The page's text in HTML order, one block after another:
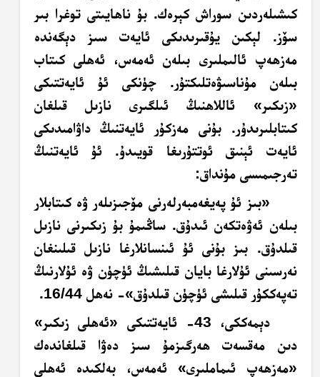
كىشىلەردىن سوراش كېرەك. بۇ ناھايىتى توغرا بىر
سۆز. لېكىن يۇقىرىدىكى ئايەت سىز دېگەندە
مەزھەپئالىملىرى بىلەن ئەمەس، ئەھلى كىتاب
بىلەن مۇناسىۋەتلىكتۇر. چۈنكى ئۇ ئايەتتىكى
«زىكىر» ئاللاھنىڭ ئىلگىرى نازىل قىلغان
كىتابلىرىدۇر. بۇنى مەزكۇر ئايەتنىڭ داۋامىدىكى
ئايەت ئېنىق ئوتتۇرىغا قويىدۇ. ئۇ ئايەتنىڭ
تەرجىمىسى مۇنداق:
«بىز ئۇ پەيغەمبەرلەرنى مۆجىزىلەر ۋە كىتابلار
بىلەن ئەۋەتكەن ئىدۇق. ساڭىمۇ بۇ زىكىرنى نازىل
قىلدۇق. بىز بۇنى ئۇ ئىنسانلارغا نازىل قىلىنغان
نەرسىنى ئۇلارغا بايان قىلىشىڭ ئۈچۈن ۋە ئۇلارنىڭ
تەپەككۇر قىلىشى ئۈچۈن قىلدۇق»- نەھل 16/44.
دېمەككى، 43- ئايەتتىكى «ئەھلى زىكىر»
دىن مەقسەت ھەرگىزمۇ سىز دەۋا قىلغاندەك
«مەزھەپ ئىماملىرى» ئەمەس، بەلكىدە ئەھلى